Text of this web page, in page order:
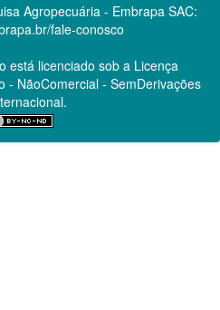
Agropecuária - Embrapa SAC:
fale-conosco
está licenciado sob a Licença
- NãoComercial - SemDerivações